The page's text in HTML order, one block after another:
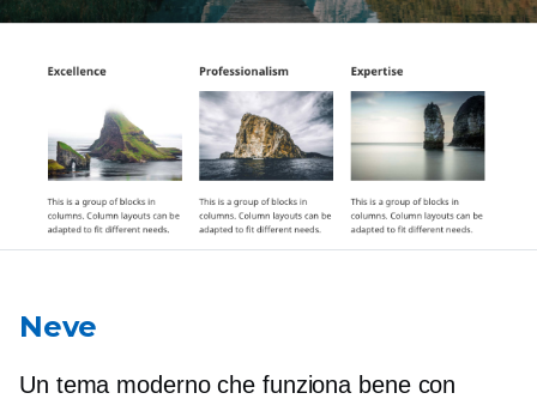
Neve
Un tema moderno che funziona bene con